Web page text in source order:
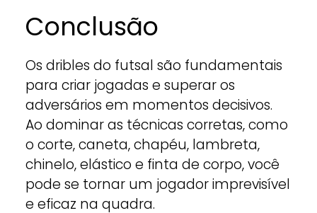
Conclusão
Os dribles do futsal são fundamentais
para criar jogadas e superar os
adversários em momentos decisivos.
Ao dominar as técnicas corretas, como
o corte, caneta, chapéu, lambreta,
chinelo, elástico e finta de corpo, você
pode se tornar um jogador imprevisível
e eficaz na quadra.